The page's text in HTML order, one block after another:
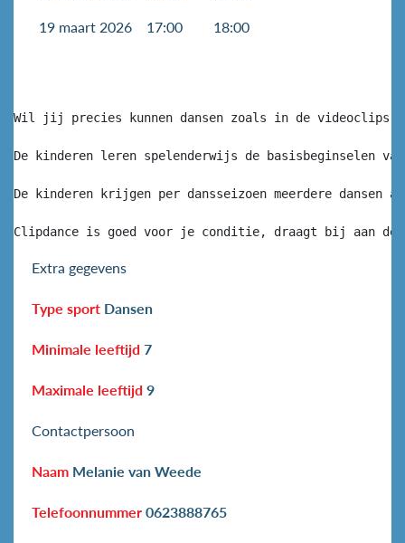
19 maart 2026 17:00 18:00
Wil jij precies kunnen dansen zoals in de videoclips
De kinderen leren spelenderwijs de basisbeginselen
De kinderen krijgen per dansseizoen meerdere
Clipdance is goed voor je conditie, draagt bij aan
Extra gegevens
Type sport Dansen
Minimale leeftijd 7
Maximale leeftijd 9
Contactpersoon
Naam Melanie van Weede
Telefoonnummer 0623888765